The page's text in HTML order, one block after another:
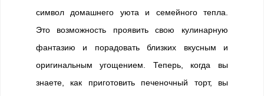
символ домашнего уюта и семейного тепла.
Это возможность проявить свою кулинарную
фантазию и порадовать близких вкусным и
оригинальным угощением. Теперь, когда вы
знаете, как приготовить печеночный торт, вы